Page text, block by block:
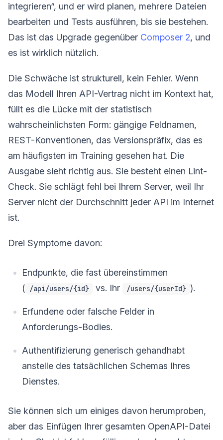
integrieren“, und er wird planen, mehrere Dateien
bearbeiten und Tests ausführen, bis sie bestehen.
Das ist das Upgrade gegenüber Composer 2, und
es ist wirklich nützlich.
Die Schwäche ist strukturell, kein Fehler. Wenn
das Modell Ihren API-Vertrag nicht im Kontext hat,
füllt es die Lücke mit der statistisch
wahrscheinlichsten Form: gängige Feldnamen,
REST-Konventionen, das Versionspräfix, das es
am häufigsten im Training gesehen hat. Die
Ausgabe sieht richtig aus. Sie besteht einen Lint-
Check. Sie schlägt fehl bei Ihrem Server, weil Ihr
Server nicht der Durchschnitt jeder API im Internet
ist.
Drei Symptome davon:
Endpunkte, die fast übereinstimmen
( /api/users/{id} vs. Ihr /users/{userId} ).
Erfundene oder falsche Felder in
Anforderungs-Bodies.
Authentifizierung generisch gehandhabt
anstelle des tatsächlichen Schemas Ihres
Dienstes.
Sie können sich um einiges davon herumproben,
aber das Einfügen Ihrer gesamten OpenAPI-Datei